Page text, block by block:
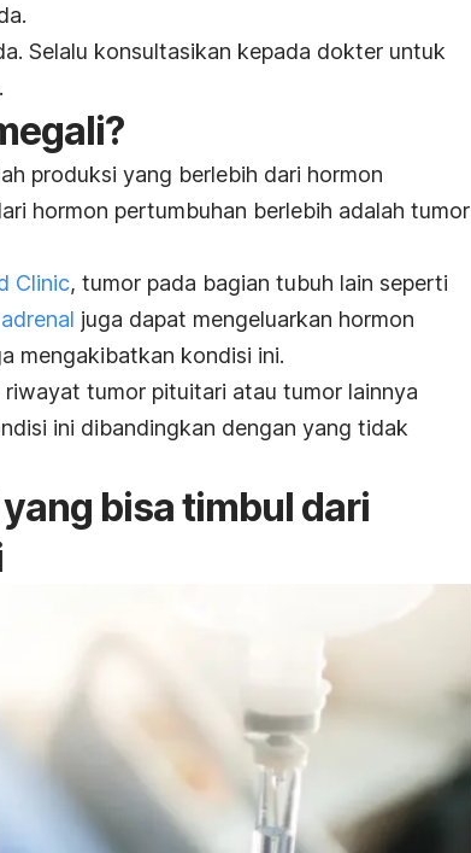
Selalu konsultasikan kepada dokter untuk
produksi yang berlebih dari hormon
hormon pertumbuhan berlebih adalah tumor
Clinic, tumor pada bagian tubuh lain seperti
juga dapat mengeluarkan hormon
mengakibatkan kondisi ini.
tumor pituitari atau tumor lainnya
ini dibandingkan dengan yang tidak
bisa timbul dari